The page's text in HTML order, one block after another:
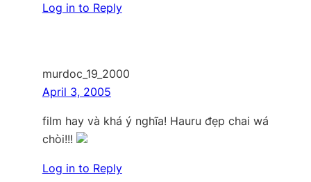
Log in to Reply
murdoc_19_2000
April 3, 2005
film hay và khá ý nghĩa! Hauru đẹp chai wá
chòi!!!
Log in to Reply